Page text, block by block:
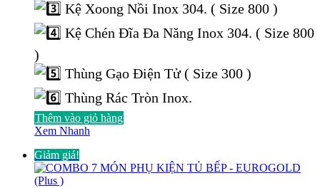
Kệ Xoong Nồi Inox 304. ( Size 800 )
Kệ Chén Đĩa Đa Năng Inox 304. ( Size 800
)
Thùng Gạo Điện Tử ( Size 300 )
Thùng Rác Tròn Inox.
Thêm vào giỏ hàng
Xem Nhanh
Giảm giá!